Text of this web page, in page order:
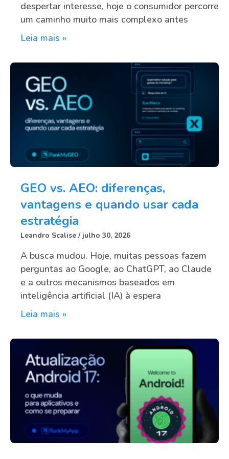
despertar interesse, hoje o consumidor percorre
um caminho muito mais complexo antes
Leia mais »
GEO vs. AEO: diferenças,
vantagens e quando usar cada
estratégia
Leandro Scalise julho 30, 2026
A busca mudou. Hoje, muitas pessoas fazem
perguntas ao Google, ao ChatGPT, ao Claude
e a outros mecanismos baseados em
inteligência artificial (IA) à espera
Leia mais »